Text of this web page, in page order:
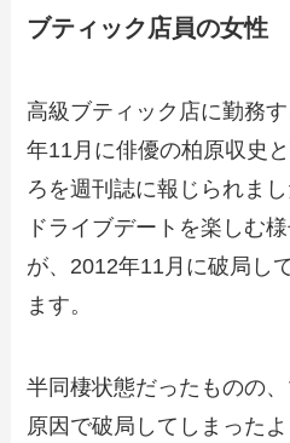
ブティック店員の女性
高級ブティック店に勤務
年11月に俳優の柏原収史
ろを週刊誌に報じられま
ドライブデートを楽しむ
が、2012年11月に破局し
ます。
半同棲状態だったものの
原因で破局してしまったよ